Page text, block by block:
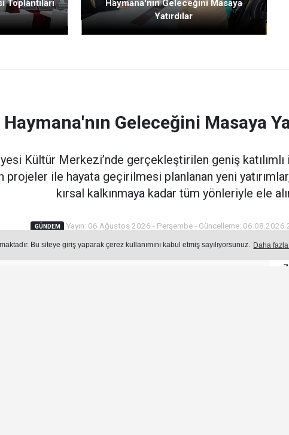
Bu siteye giriş yaparak çerez kullanımını kabul etmiş sayılıyorsunuz. Daha
Toplantıları
Haymana'nın Geleceğini Masaya
Yatırdılar
Haymana'nın Geleceğini Masaya
Kültür Merkezi’nde gerçekleştirilen geniş
projeler ile hayata geçirilmesi planlanan yeni
kırsal kalkınmaya kadar tüm yönleriyle ele
GÜNDEM Yayın: 06 Ağustos 2026 - Perşembe - Güncelleme: 06.08.2026